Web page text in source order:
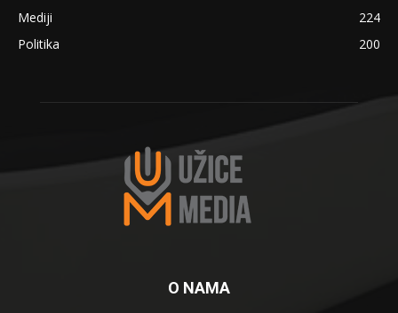
Mediji
224
Politika
200
O NAMA